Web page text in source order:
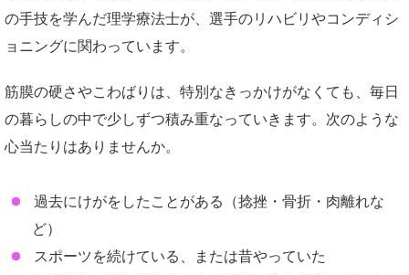
の手技を学んだ理学療法士が、選手のリハビリやコンディシ
ョニングに関わっています。
筋膜の硬さやこわばりは、特別なきっかけがなくても、毎日
の暮らしの中で少しずつ積み重なっていきます。次のような
心当たりはありませんか。
過去にけがをしたことがある（捻挫・骨折・肉離れな
ど）
スポーツを続けている、または昔やっていた